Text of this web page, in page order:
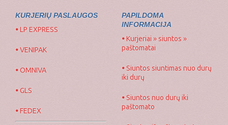
KURJERIŲ PASLAUGOS
•LP EXPRESS
•VENIPAK
•OMNIVA
•GLS
•FEDEX
PAPILDOMA
INFORMACIJA
•Kurjeriai » siuntos »
paštomatai
•Siuntos siuntimas nuo durų
iki durų
•Siuntos nuo durų iki
paštomato